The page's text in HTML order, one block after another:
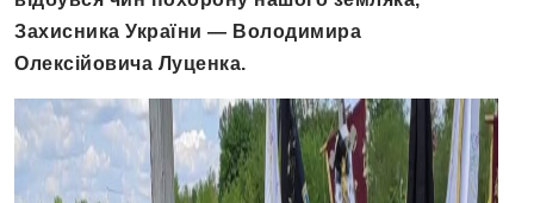
Захисника України — Володимира
Олексійовича Луценка.